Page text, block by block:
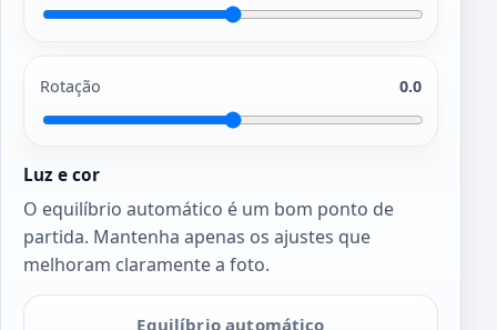
Rotação 0.0
Luz e cor
O equilíbrio automático é um bom ponto de
partida. Mantenha apenas os ajustes que
melhoram claramente a foto.
Equilíbrio automático